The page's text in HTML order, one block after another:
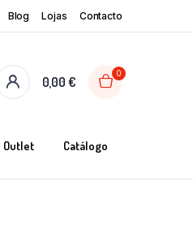
Blog Lojas Contacto
0,00€
0
Outlet Catálogo